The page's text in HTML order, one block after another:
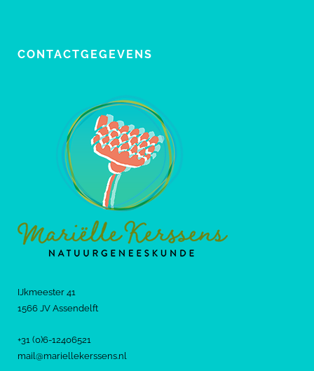
CONTACTGEGEVENS
IJkmeester 41
1566 JV Assendelft
+31 (0)6-12406521
mail@mariellekerssens.nl